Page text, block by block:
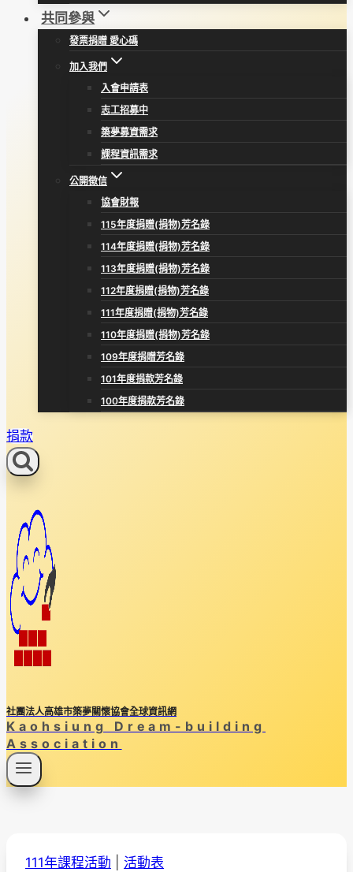
共同參與
發票捐贈 愛心碼
加入我們
入會申請表
志工招募中
築夢募資需求
課程資訊需求
公開徵信
協會財報
115年度捐贈(捐物)芳名錄
114年度捐贈(捐物)芳名錄
113年度捐贈(捐物)芳名錄
112年度捐贈(捐物)芳名錄
111年度捐贈(捐物)芳名錄
110年度捐贈(捐物)芳名錄
109年度捐贈芳名錄
101年度捐款芳名錄
100年度捐款芳名錄
捐款
社團法人高雄市築夢關懷協會全球資訊網
Kaohsiung Dream-building
Association
111年課程活動 活動表